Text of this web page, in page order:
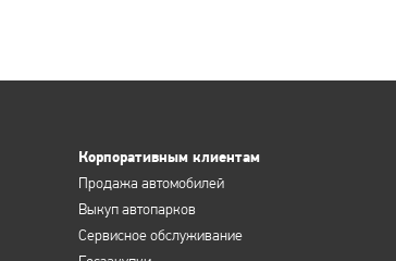
Корпоративным клиентам
Продажа автомобилей
Выкуп автопарков
Сервисное обслуживание